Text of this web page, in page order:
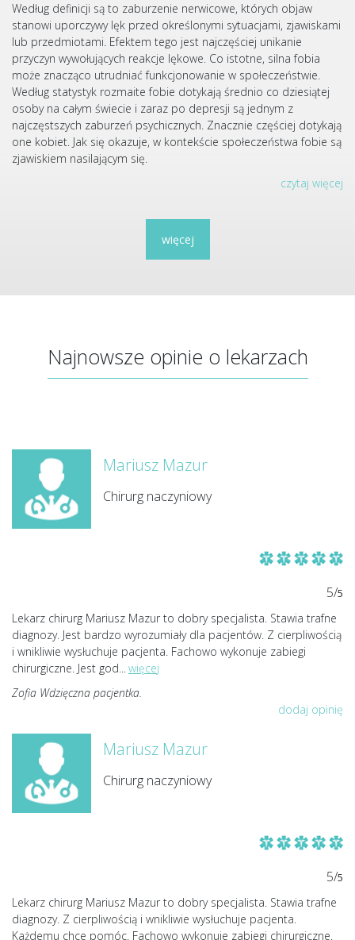
Według definicji są to zaburzenie nerwicowe, których objaw
stanowi uporczywy lęk przed określonymi sytuacjami, zjawiskami
lub przedmiotami. Efektem tego jest najczęściej unikanie
przyczyn wywołujących reakcje lękowe. Co istotne, silna fobia
może znacząco utrudniać funkcjonowanie w społeczeństwie.
Według statystyk rozmaite fobie dotykają średnio co dziesiątej
osoby na całym świecie i zaraz po depresji są jednym z
najczęstszych zaburzeń psychicznych. Znacznie częściej dotykają
one kobiet. Jak się okazuje, w kontekście społeczeństwa fobie są
zjawiskiem nasilającym się.
czytaj więcej
więcej
Najnowsze opinie o lekarzach
Mariusz Mazur
Chirurg naczyniowy
5/5
Lekarz chirurg Mariusz Mazur to dobry specjalista. Stawia trafne
diagnozy. Jest bardzo wyrozumiały dla pacjentów. Z cierpliwością
i wnikliwie wysłuchuje pacjenta. Fachowo wykonuje zabiegi
chirurgiczne. Jest god...więcej
Zofia Wdzięczna pacjentka.
dodaj opinię
Mariusz Mazur
Chirurg naczyniowy
5/5
Lekarz chirurg Mariusz Mazur to dobry specjalista. Stawia trafne
diagnozy. Z cierpliwością i wnikliwie wysłuchuje pacjenta.
Każdemu chce pomóc. Fachowo wykonuje zabiegi chirurgiczne.